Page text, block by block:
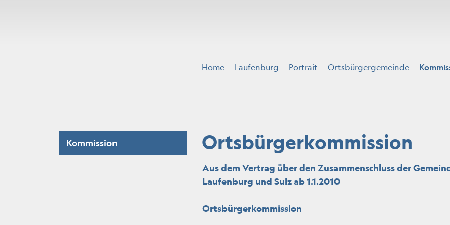
Home Laufenburg Portrait Ortsbürgergemeinde
Subnavigation
Kommission Ortsbürgerkommission
Aus dem Vertrag über den Zusammenschluss der
Laufenburg und Sulz ab 1.1.2010
Ortsbürgerkommission